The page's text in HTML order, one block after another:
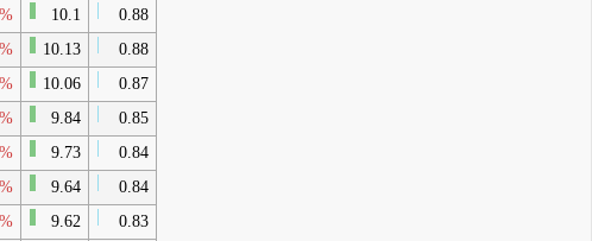
10.1
0.88
10.13
0.88
10.06
0.87
9.84
0.85
9.73
0.84
9.64
0.84
9.62
0.83